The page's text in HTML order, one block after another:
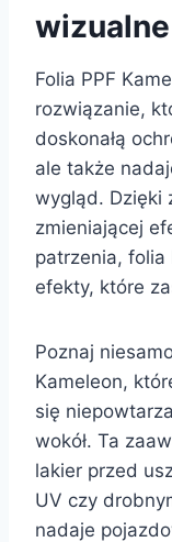
Folia PPF
rozwiązanie,
doskonałą
ale także
wygląd. Dzięki
zmieniającej
patrzenia, folia
efekty, które
Poznaj
Kameleon,
się
wokół. Ta
lakier przed
UV czy
nadaje